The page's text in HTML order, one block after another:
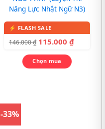
Năng Lực Nhật Ngữ N3)
146.000₫ 115.000 ₫
Chọn mua
-33%